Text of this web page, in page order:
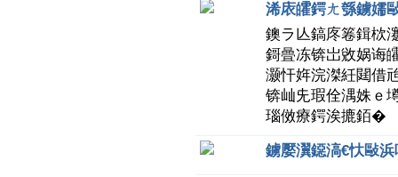
浠庡皬鍔ㄤ綔鐪嬬
鐭ラ亾鎬庝箞鍓栨
鎶曡冻锛岀敓娲诲
灏忓姩浣滐紝閮借
锛屾兂瑕佺湡姝ｅ
瑙傚療鍔涘摝銆�
鐪嬮瀷鐚滈€忕敺